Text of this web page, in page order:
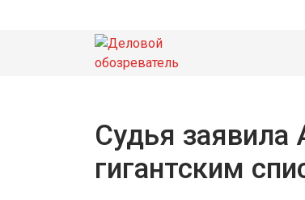
Судья заявила
гигантским